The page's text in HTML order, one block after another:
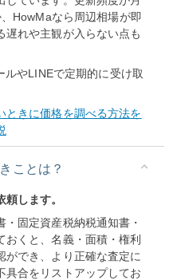
HowMaなら周辺相場が即
遅れや主観が入らない点も
やLINEで定期的に受け取
ときに価格を調べる方法を
ことは？
します。
固定資産税納税通知書・
おくと、名義・面積・権利
ができ、より正確な査定に
具合をリストアップしてお